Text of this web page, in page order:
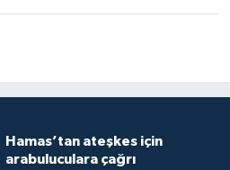
Hamas’tan ateşkes için
arabuluculara çağrı